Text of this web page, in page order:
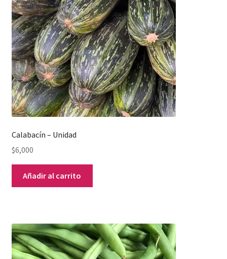
Calabacín – Unidad
$6,000
Añadir al carrito